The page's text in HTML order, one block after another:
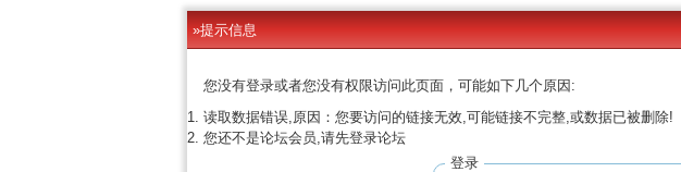
»提示信息
您没有登录或者您没有权限访问此页面，可能如下几个原因:
读取数据错误,原因：您要访问的链接无效,可能链接不完整,或数据已被删除!
您还不是论坛会员,请先登录论坛
登录